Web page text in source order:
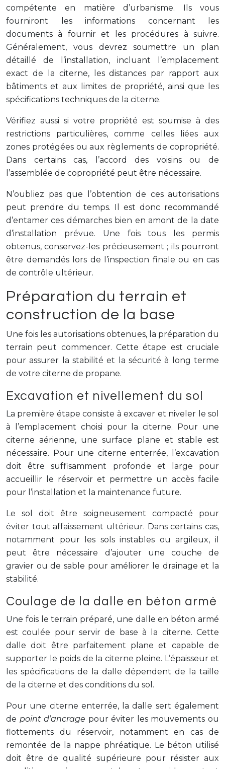
compétente en matière d’urbanisme. Ils vous
fourniront les informations concernant les
documents à fournir et les procédures à suivre.
Généralement, vous devrez soumettre un plan
détaillé de l’installation, incluant l’emplacement
exact de la citerne, les distances par rapport aux
bâtiments et aux limites de propriété, ainsi que les
spécifications techniques de la citerne.
Vérifiez aussi si votre propriété est soumise à des
restrictions particulières, comme celles liées aux
zones protégées ou aux règlements de copropriété.
Dans certains cas, l’accord des voisins ou de
l’assemblée de copropriété peut être nécessaire.
N’oubliez pas que l’obtention de ces autorisations
peut prendre du temps. Il est donc recommandé
d’entamer ces démarches bien en amont de la date
d’installation prévue. Une fois tous les permis
obtenus, conservez-les précieusement ; ils pourront
être demandés lors de l’inspection finale ou en cas
de contrôle ultérieur.
Préparation du terrain et
construction de la base
Une fois les autorisations obtenues, la préparation du
terrain peut commencer. Cette étape est cruciale
pour assurer la stabilité et la sécurité à long terme
de votre citerne de propane.
Excavation et nivellement du sol
La première étape consiste à excaver et niveler le sol
à l’emplacement choisi pour la citerne. Pour une
citerne aérienne, une surface plane et stable est
nécessaire. Pour une citerne enterrée, l’excavation
doit être suffisamment profonde et large pour
accueillir le réservoir et permettre un accès facile
pour l’installation et la maintenance future.
Le sol doit être soigneusement compacté pour
éviter tout affaissement ultérieur. Dans certains cas,
notamment pour les sols instables ou argileux, il
peut être nécessaire d’ajouter une couche de
gravier ou de sable pour améliorer le drainage et la
stabilité.
Coulage de la dalle en béton armé
Une fois le terrain préparé, une dalle en béton armé
est coulée pour servir de base à la citerne. Cette
dalle doit être parfaitement plane et capable de
supporter le poids de la citerne pleine. L’épaisseur et
les spécifications de la dalle dépendent de la taille
de la citerne et des conditions du sol.
Pour une citerne enterrée, la dalle sert également
de point d’ancrage pour éviter les mouvements ou
flottements du réservoir, notamment en cas de
remontée de la nappe phréatique. Le béton utilisé
doit être de qualité supérieure pour résister aux